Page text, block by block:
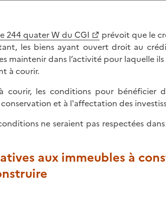
244 quater W du CGI
prévoit que le
les biens ayant ouvert droit au
maintenir dans l’activité pour laquelle
à courir.
courir, les conditions pour bénéficier
et à l'affectation des
ne seraient pas respectées
aux immeubles à